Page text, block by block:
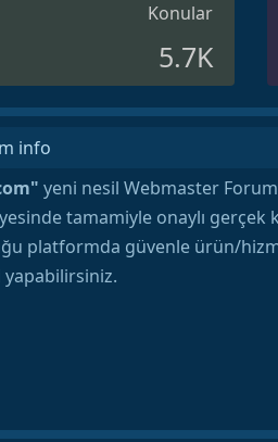
Konular
5.7K
info
yeni nesil Webmaster
tamamiyle onaylı gerçek
platformda güvenle ürün/
yapabilirsiniz.